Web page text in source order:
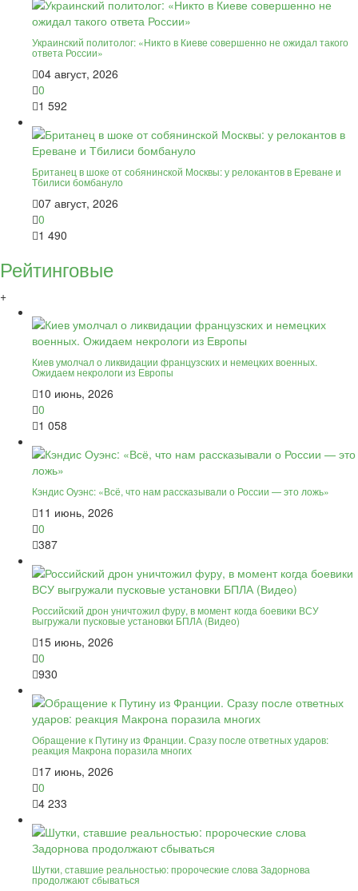
Украинский политолог: «Никто в Киеве совершенно не ожидал такого
ответа России»
04 август, 2026
0
1 592
Британец в шоке от собянинской Москвы: у релокантов в Ереване и
Тбилиси бомбануло
07 август, 2026
0
1 490
Рейтинговые
+
Киев умолчал о ликвидации французских и немецких военных.
Ожидаем некрологи из Европы
10 июнь, 2026
0
1 058
Кэндис Оуэнс: «Всё, что нам рассказывали о России — это ложь»
11 июнь, 2026
0
387
Российский дрон уничтожил фуру, в момент когда боевики ВСУ
выгружали пусковые установки БПЛА (Видео)
15 июнь, 2026
0
930
Обращение к Путину из Франции. Сразу после ответных ударов:
реакция Макрона поразила многих
17 июнь, 2026
0
4 233
Шутки, ставшие реальностью: пророческие слова Задорнова
продолжают сбываться